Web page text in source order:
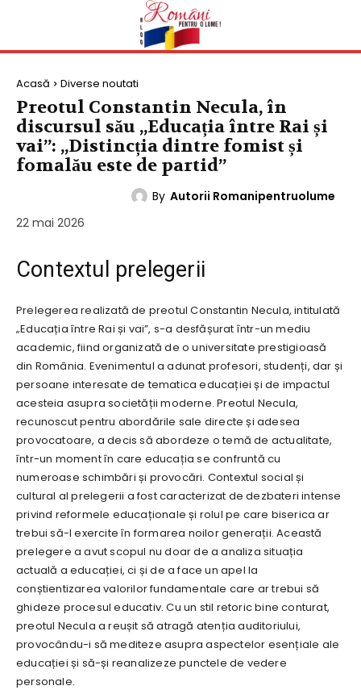
Acasă Diverse noutati
Preotul Constantin Necula, în
discursul său „Educația între Rai și
vai”: „Distincția dintre fomist și
fomalău este de partid”
By Autorii Romanipentruolume
22 mai 2026
Contextul prelegerii
Prelegerea realizată de preotul Constantin Necula, intitulată
„Educația între Rai și vai”, s-a desfășurat într-un mediu
academic, fiind organizată de o universitate prestigioasă
din România. Evenimentul a adunat profesori, studenți, dar și
persoane interesate de tematica educației și de impactul
acesteia asupra societății moderne. Preotul Necula,
recunoscut pentru abordările sale directe și adesea
provocatoare, a decis să abordeze o temă de actualitate,
într-un moment în care educația se confruntă cu
numeroase schimbări și provocări. Contextul social și
cultural al prelegerii a fost caracterizat de dezbateri intense
privind reformele educaționale și rolul pe care biserica ar
trebui să-l exercite în formarea noilor generații. Această
prelegere a avut scopul nu doar de a analiza situația
actuală a educației, ci și de a face un apel la
conștientizarea valorilor fundamentale care ar trebui să
ghideze procesul educativ. Cu un stil retoric bine conturat,
preotul Necula a reușit să atragă atenția auditoriului,
provocându-i să mediteze asupra aspectelor esențiale ale
educației și să-și reanalizeze punctele de vedere
personale.